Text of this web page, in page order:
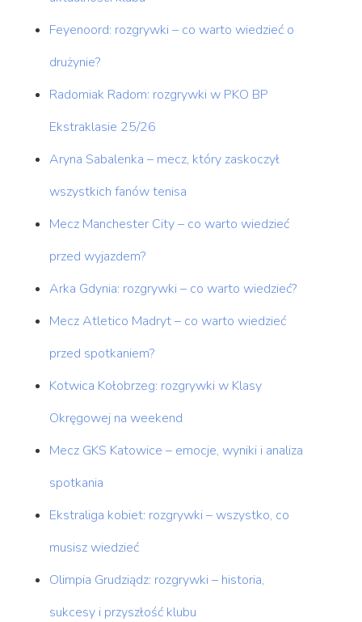
Feyenoord: rozgrywki – co warto wiedzieć o
drużynie?
Radomiak Radom: rozgrywki w PKO BP
Ekstraklasie 25/26
Aryna Sabalenka – mecz, który zaskoczył
wszystkich fanów tenisa
Mecz Manchester City – co warto wiedzieć
przed wyjazdem?
Arka Gdynia: rozgrywki – co warto wiedzieć?
Mecz Atletico Madryt – co warto wiedzieć
przed spotkaniem?
Kotwica Kołobrzeg: rozgrywki w Klasy
Okręgowej na weekend
Mecz GKS Katowice – emocje, wyniki i analiza
spotkania
Ekstraliga kobiet: rozgrywki – wszystko, co
musisz wiedzieć
Olimpia Grudziądz: rozgrywki – historia,
sukcesy i przyszłość klubu